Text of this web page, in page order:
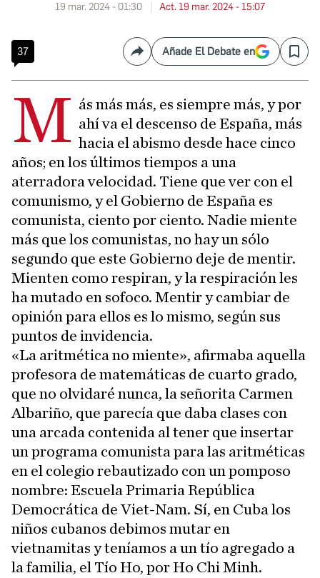
19 mar. 2024 - 01:30 Act. 19 mar. 2024 - 15:07
37 CompartirAñade El Debate en Save
M ás más más, es siempre más, y por
ahí va el descenso de España, más
hacia el abismo desde hace cinco
años; en los últimos tiempos a una
aterradora velocidad. Tiene que ver con el
comunismo, y el Gobierno de España es
comunista, ciento por ciento. Nadie miente
más que los comunistas, no hay un sólo
segundo que este Gobierno deje de mentir.
Mienten como respiran, y la respiración les
ha mutado en sofoco. Mentir y cambiar de
opinión para ellos es lo mismo, según sus
puntos de invidencia.
«La aritmética no miente», afirmaba aquella
profesora de matemáticas de cuarto grado,
que no olvidaré nunca, la señorita Carmen
Albariño, que parecía que daba clases con
una arcada contenida al tener que insertar
un programa comunista para las aritméticas
en el colegio rebautizado con un pomposo
nombre: Escuela Primaria República
Democrática de Viet-Nam. Sí, en Cuba los
niños cubanos debimos mutar en
vietnamitas y teníamos a un tío agregado a
la familia, el Tío Ho, por Ho Chi Minh.